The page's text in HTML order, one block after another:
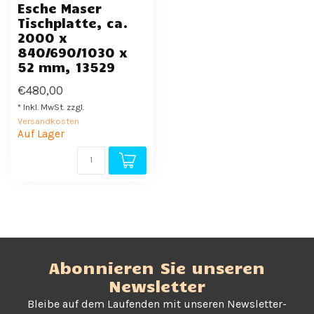
Esche Maser
Tischplatte, ca.
2000 x
840/690/1030 x
52 mm, 13529
€480,00
* Inkl. MwSt. zzgl.
Versandkosten
Auf Lager
Abonnieren Sie unseren
Newsletter
Bleibe auf dem Laufenden mit unseren Newsletter-